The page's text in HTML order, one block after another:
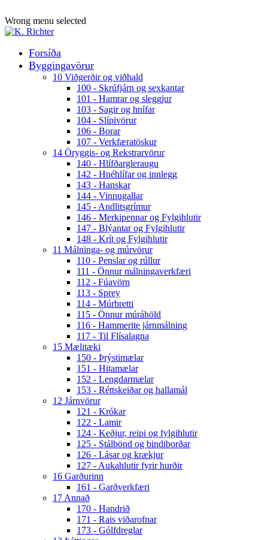
Wrong menu selected
Forsíða
Byggingavörur
10 Viðgerðir og viðhald
100 - Skrúfjárn og sexkantar
101 - Hamrar og sleggjur
103 - Sagir og hnífar
104 - Slípivörur
106 - Borar
107 - Verkfæratöskur
14 Öryggis- og Rekstrarvörur
140 - Hlífðargleraugu
142 - Hnéhlífar og innlegg
143 - Hanskar
144 - Vinnugallar
145 - Andlitsgrímur
146 - Merkipennar og Fylgihlutir
147 - Blýantar og Fylgihlutir
148 - Krít og Fylgihlutir
11 Málninga- og múrvörur
110 - Penslar og rúllur
111 - Önnur málningaverkfæri
112 - Fúavörn
113 - Sprey
114 - Múrbretti
115 - Önnur múráhöld
116 - Hammerite járnmálning
117 - Til Flísalagna
15 Mælitæki
150 - Þrýstimælar
151 - Hitamælar
152 - Lengdarmælar
153 - Réttskeiðar og hallamál
12 Járnvörur
121 - Krókar
122 - Lamir
124 - Keðjur, reipi og fylgihlutir
125 - Stálbönd og bindiborðar
126 - Lásar og krækjur
127 - Aukahlutir fyrir hurðir
16 Garðurinn
161 - Garðverkfæri
17 Annað
170 - Handrið
171 - Rais viðarofnar
173 - Gólfdreglar